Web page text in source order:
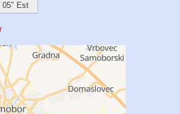
05″ Est